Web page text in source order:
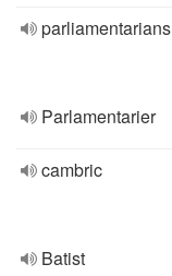
parliamentarians
Parlamentarier
cambric
Batist